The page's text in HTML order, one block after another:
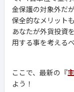
金保護の対象外だ
保全的なメリットも
あなたが外貨投資
用する事を考えるべ
ここで、最新の『
よう！